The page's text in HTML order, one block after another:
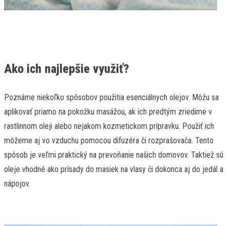
Ako ich najlepšie využiť?
Poznáme niekoľko spôsobov použitia esenciálnych olejov. Môžu sa
aplikovať priamo na pokožku masážou, ak ich predtým zriedime v
rastlinnom oleji alebo nejakom kozmetickom prípravku. Použiť ich
môžeme aj vo vzduchu pomocou difuzéra či rozprašovača. Tento
spôsob je veľmi praktický na prevoňanie našich domovov. Taktiež sú
oleje vhodné ako prísady do masiek na vlasy či dokonca aj do jedál a
nápojov.